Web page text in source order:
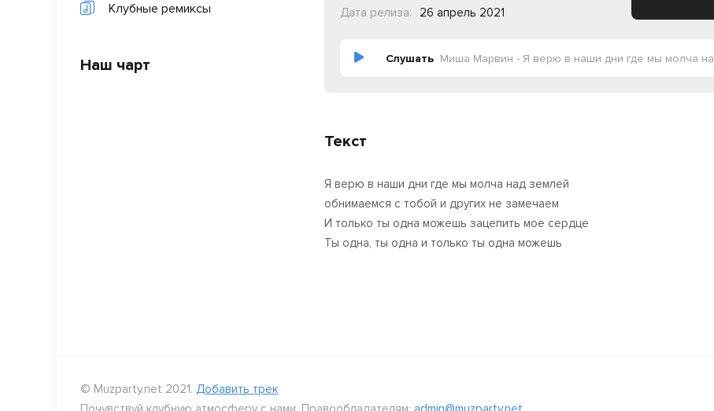
Клубные ремиксы
Наш чарт
Дата релиза:
26 апрель 2021
Слушать Миша Марвин - Я верю в наши дни где мы молча над землей (Struzkin remix)
Текст
Я верю в наши дни где мы молча над землей
обнимаемся с тобой и других не замечаем
И только ты одна можешь зацепить мое сердце
Ты одна, ты одна и только ты одна можешь
© Muzparty.net 2021. Добавить трек